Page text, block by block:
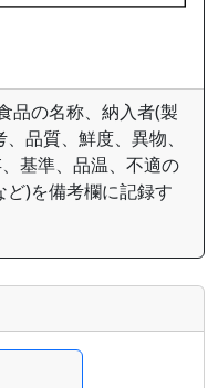
品の名称、納入者(製
品質、鮮度、異物、
基準、品温、不適の
)を備考欄に記録す